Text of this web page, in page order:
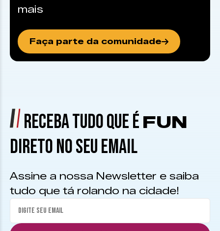
mais
Faça parte da comunidade
RECEBA TUDO QUE É FUN
DIRETO NO SEU EMAIL
Assine a nossa Newsletter e saiba
tudo que tá rolando na cidade!